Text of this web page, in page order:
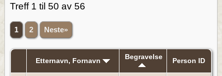
Treff 1 til 50 av 56
1 2 Neste»
Etternavn, Fornavn Begravelse Person ID